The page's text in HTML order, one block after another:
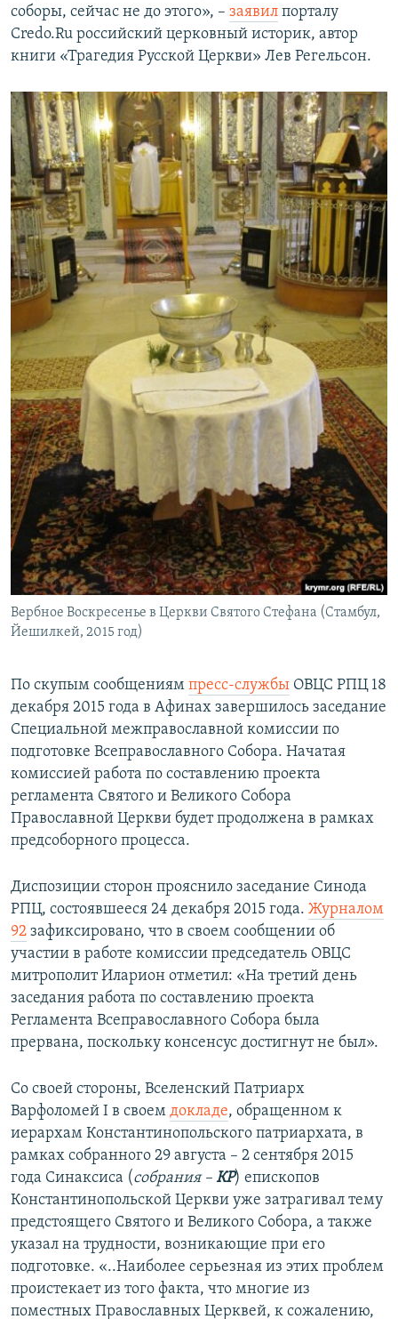
соборы, сейчас не до этого», – заявил порталу
Credo.Ru российский церковный историк, автор
книги «Трагедия Русской Церкви» Лев Регельсон.
Вербное Воскресенье в Церкви Святого Стефана (Стамбул,
Йешилкей, 2015 год)
По скупым сообщениям пресс-службы ОВЦС РПЦ 18
декабря 2015 года в Афинах завершилось заседание
Специальной межправославной комиссии по
подготовке Всеправославного Собора. Начатая
комиссией работа по составлению проекта
регламента Святого и Великого Собора
Православной Церкви будет продолжена в рамках
предсоборного процесса.
Диспозиции сторон прояснило заседание Синода
РПЦ, состоявшееся 24 декабря 2015 года. Журналом
92 зафиксировано, что в своем сообщении об
участии в работе комиссии председатель ОВЦС
митрополит Иларион отметил: «На третий день
заседания работа по составлению проекта
Регламента Всеправославного Собора была
прервана, поскольку консенсус достигнут не был».
Со своей стороны, Вселенский Патриарх
Варфоломей I в своем докладе, обращенном к
иерархам Константинопольского патриархата, в
рамках собранного 29 августа – 2 сентября 2015
года Синаксиса (собрания – КР) епископов
Константинопольской Церкви уже затрагивал тему
предстоящего Святого и Великого Собора, а также
указал на трудности, возникающие при его
подготовке. «..Наиболее серьезная из этих проблем
проистекает из того факта, что многие из
поместных Православных Церквей, к сожалению,